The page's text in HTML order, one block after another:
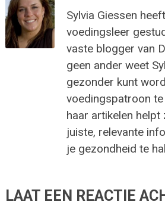
Sylvia Giessen
voedingsleer
vaste blogger van
geen ander weet
gezonder kunt
voedingspatroon te
haar artikelen
juiste, relevante
je gezondheid te
LAAT EEN REACTIE